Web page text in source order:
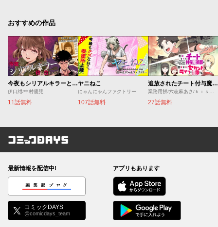
おすすめの作品
今夜もシリアルキラーと待ち合わせ
伊口紺/中村優児
11話無料
ヤニねこ
にゃんにゃんファクトリー
107話無料
追放されたチート付与魔術師は気ままなセカンドライフを謳歌する。 ～俺は武器だけじゃなく、あらゆるものに『強化ポイント』を付与できるし、俺の意思でいつでも効果を解除できるけど、残った人たち大丈夫？～
27話無料
コミックDAYS
最新情報を配信中!
編集部ブログ
コミックDAYS
@comicdays_team
アプリもあります